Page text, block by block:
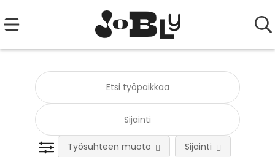
Työsuhteen muoto Sijainti